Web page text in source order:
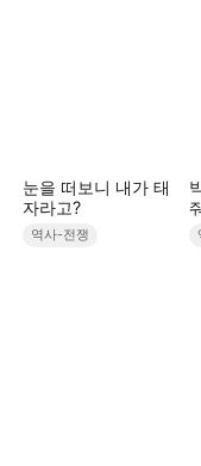
눈을 떠보니 내가 태
자라고?
역사-전쟁